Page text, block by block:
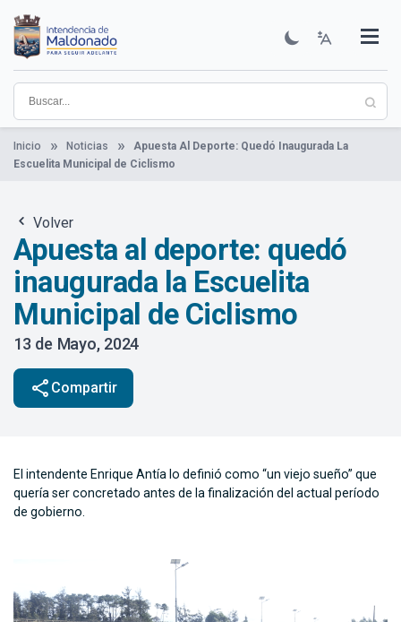
contenido
principal
Institucional
Municipios
Descubre Maldonado
Comunicación
Servicios
Guía De Trámites
Ver Noticias
Inicio Noticias
Apuesta Al Deporte: Quedó Inaugurada La
Escuelita Municipal de Ciclismo
Volver
Apuesta al deporte: quedó
inaugurada la Escuelita
Municipal de Ciclismo
13 de Mayo, 2024
share Compartir
El intendente Enrique Antía lo definió como “un viejo sueño” que
quería ser concretado antes de la finalización del actual período
de gobierno.